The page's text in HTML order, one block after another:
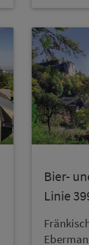
Bier-
Linie